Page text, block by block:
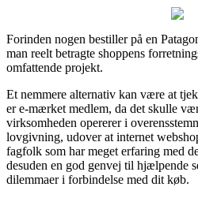
Forinden nogen bestiller på en
man reelt betragte shoppens
omfattende projekt.
Et nemmere alternativ kan være at
er e-mærket medlem, da det skulle
virksomheden opererer i
lovgivning, udover at internet
fagfolk som har meget erfaring med
desuden en god genvej til hjælpende
dilemmaer i forbindelse med dit køb.